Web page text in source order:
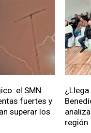
el SMN
fuertes y
superar los
¿Llega
región